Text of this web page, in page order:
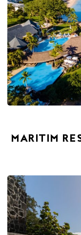
MARITIM